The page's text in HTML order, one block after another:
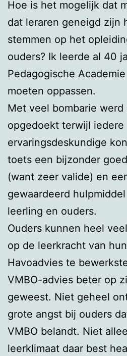
Hoe is het mogelijk dat
dat leraren geneigd zijn
stemmen op het
ouders? Ik leerde al 40
Pedagogische
moeten oppassen.
Met veel bombarie
opgedoekt terwijl iedere
ervaringsdeskundige
toets een bijzonder
(want zeer valide) en
gewaardeerd
leerling en ouders.
Ouders kunnen heel
op de leerkracht van
Havoadvies te
VMBO-advies beter op
geweest. Niet geheel
grote angst bij ouders
VMBO belandt. Niet
leerklimaat daar best